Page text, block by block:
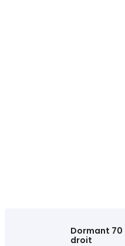
Dormant
droit